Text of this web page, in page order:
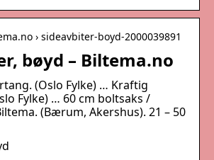
› sideavbiter-boyd-2000039891
bøyd – Biltema.no
(Oslo Fylke) … Kraftig
Fylke) … 60 cm boltsaks /
(Bærum, Akershus). 21 – 50